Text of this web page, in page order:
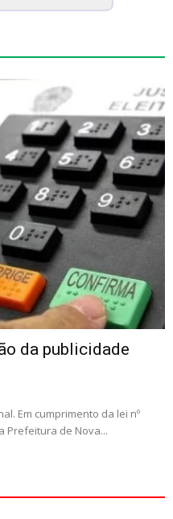
da publicidade
Em cumprimento da lei nº
Prefeitura de Nova...